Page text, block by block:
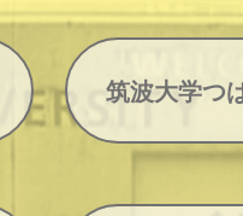
筑波大学つ